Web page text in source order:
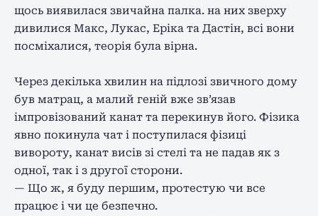
щось виявилася звичайна палка. на них зверху
дивилися Макс, Лукас, Еріка та Дастін, всі вони
посміхалися, теорія була вірна.
Через декілька хвилин на підлозі звичного дому
був матрац, а малий геній вже зв’язав
імпровізований канат та перекинув його. Фізика
явно покинула чат і поступилася фізиці
вивороту, канат висів зі стелі та не падав як з
одної, так і з другої сторони.
— Що ж, я буду першим, протестую чи все
працює і чи це безпечно.